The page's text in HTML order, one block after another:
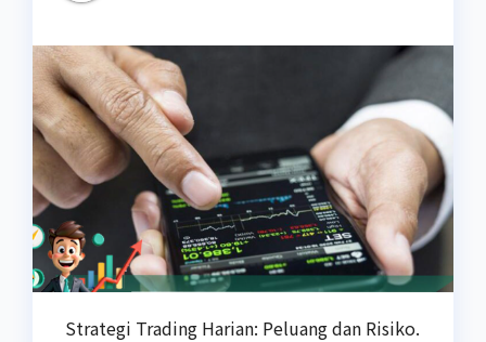
Strategi Trading Harian: Peluang dan Risiko.